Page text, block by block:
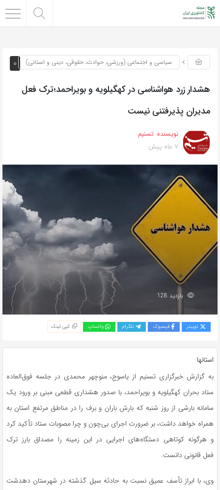
0 سیاسی و اجتماعی (ورزشی، حوادث، حقوقی، دینی و استانی)
هشدار زرد هواشناسی در کهگیلویه و بویراحمد؛ترک فعل
مدیران پذیرفتنی نیست
نویسنده: تسنیم
7 ماه پیش
بازدید 128
توییتر فیسبوک تلگرام واتساپ کپی لینک
استانها
به گزارش خبرگزاری تسنیم از یاسوج، منوچهر محمدی در جلسه فوق‌العاده
ستاد بحران کهگیلویه و بویراحمد، با صدور هشداری قطعی مبنی بر ورود یک
سامانه بارشی از روز شنبه که بارش باران و برف را در مناطق مرتفع استان به
همراه خواهد داشت، بر ضرورت اجرای بی‌چون و چرا مصوبات ستاد تأکید کرد
و هرگونه کوتاهی دستگاه‌های اجرایی در این زمینه را مصداق بارز ترک
فعل قانونی دانست.
وی، با ابراز تأسف عمیق نسبت به حادثه سیل گذشته در شهرستان دهدشت